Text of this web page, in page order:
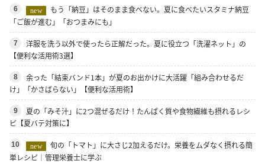
6 new
もう「納豆」はそのまま食べない。夏に食べたいスタミナ納豆
「ご飯が進む」「おつまみにも」
7
洋服を洗う以外で使ったら正解だった。夏に役立つ「洗濯ネット」の
【便利な活用術3選】
8
余った「結束バンド1本」が夏のお出かけに大活躍「組み合わせるだ
け」「かさばらない」【便利な活用術】
9
夏の「みそ汁」に2つ混ぜるだけ！たんぱく質や食物繊維も摂れるレシ
ピ【夏バテ対策に】
10 new
旬の「トマト」に大さじ2加えるだけ。栄養をムダなく摂れる簡
単レシピ｜管理栄養士に学ぶ